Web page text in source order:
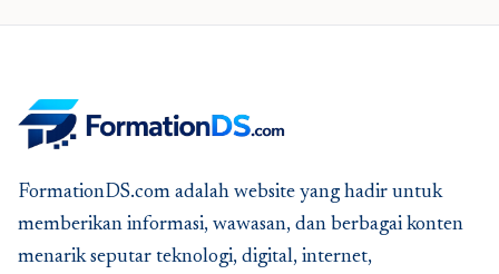
FormationDS.com adalah website yang hadir untuk
memberikan informasi, wawasan, dan berbagai konten
menarik seputar teknologi, digital, internet,